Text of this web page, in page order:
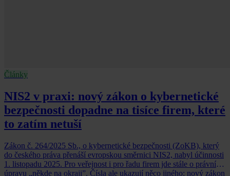
Články
NIS2 v praxi: nový zákon o kybernetické
bezpečnosti dopadne na tisíce firem, které
to zatím netuší
Zákon č. 264/2025 Sb., o kybernetické bezpečnosti (ZoKB), který
do českého práva přenáší evropskou směrnici NIS2, nabyl účinnosti
1. listopadu 2025. Pro veřejnost i pro řadu firem jde stále o právní
úpravu „někde na okraji”. Čísla ale ukazují něco jiného: nový zákon